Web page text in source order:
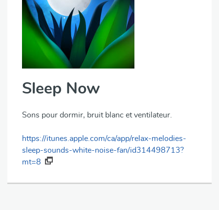
Sleep Now
Sons pour dormir, bruit blanc et ventilateur.
https://itunes.apple.com/ca/app/relax-melodies-
sleep-sounds-white-noise-fan/id314498713?
mt=8